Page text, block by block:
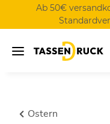
Ab 50€
Ostern